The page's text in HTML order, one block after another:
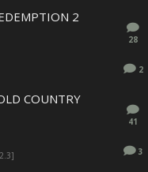
2
28
2
COUNTRY
41
3